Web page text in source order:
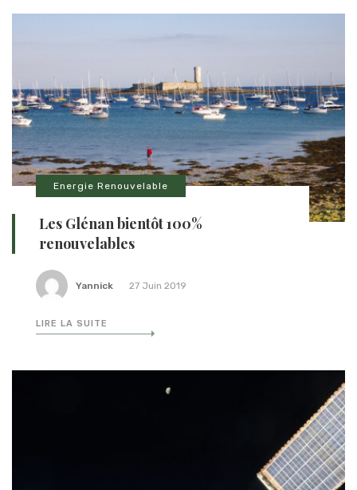
Energie Renouvelable
Les Glénan bientôt 100%
renouvelables
Yannick 27 Juin 2019
LIRE LA SUITE